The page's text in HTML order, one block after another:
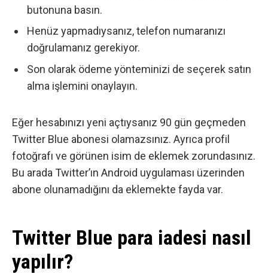
butonuna basın.
Henüz yapmadıysanız, telefon numaranızı
doğrulamanız gerekiyor.
Son olarak ödeme yönteminizi de seçerek satın
alma işlemini onaylayın.
Eğer hesabınızı yeni açtıysanız 90 gün geçmeden
Twitter Blue abonesi olamazsınız. Ayrıca profil
fotoğrafı ve görünen isim de eklemek zorundasınız.
Bu arada Twitter’ın Android uygulaması üzerinden
abone olunamadığını da eklemekte fayda var.
Twitter Blue para iadesi nasıl
yapılır?